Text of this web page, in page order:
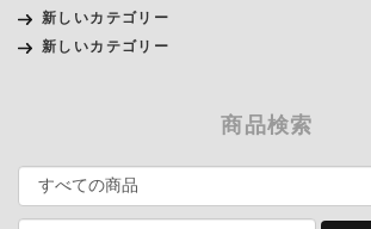
新しいカテゴリー
新しいカテゴリー
商品検索